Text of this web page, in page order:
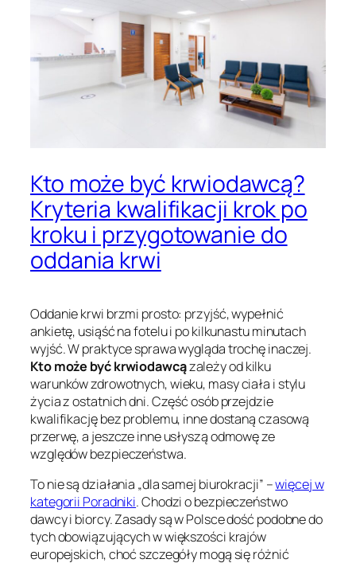
Kto może być krwiodawcą?
Kryteria kwalifikacji krok po
kroku i przygotowanie do
oddania krwi
Oddanie krwi brzmi prosto: przyjść, wypełnić
ankietę, usiąść na fotelu i po kilkunastu minutach
wyjść. W praktyce sprawa wygląda trochę inaczej.
Kto może być krwiodawcązależy od kilku
warunków zdrowotnych, wieku, masy ciała i stylu
życia z ostatnich dni. Część osób przejdzie
kwalifikację bez problemu, inne dostaną czasową
przerwę, a jeszcze inne usłyszą odmowę ze
względów bezpieczeństwa.
To nie są działania „dla samej biurokracji” –więcej w
kategorii Poradniki. Chodzi o bezpieczeństwo
dawcy i biorcy. Zasady są w Polsce dość podobne do
tych obowiązujących w większości krajów
europejskich, choć szczegóły mogą się różnić